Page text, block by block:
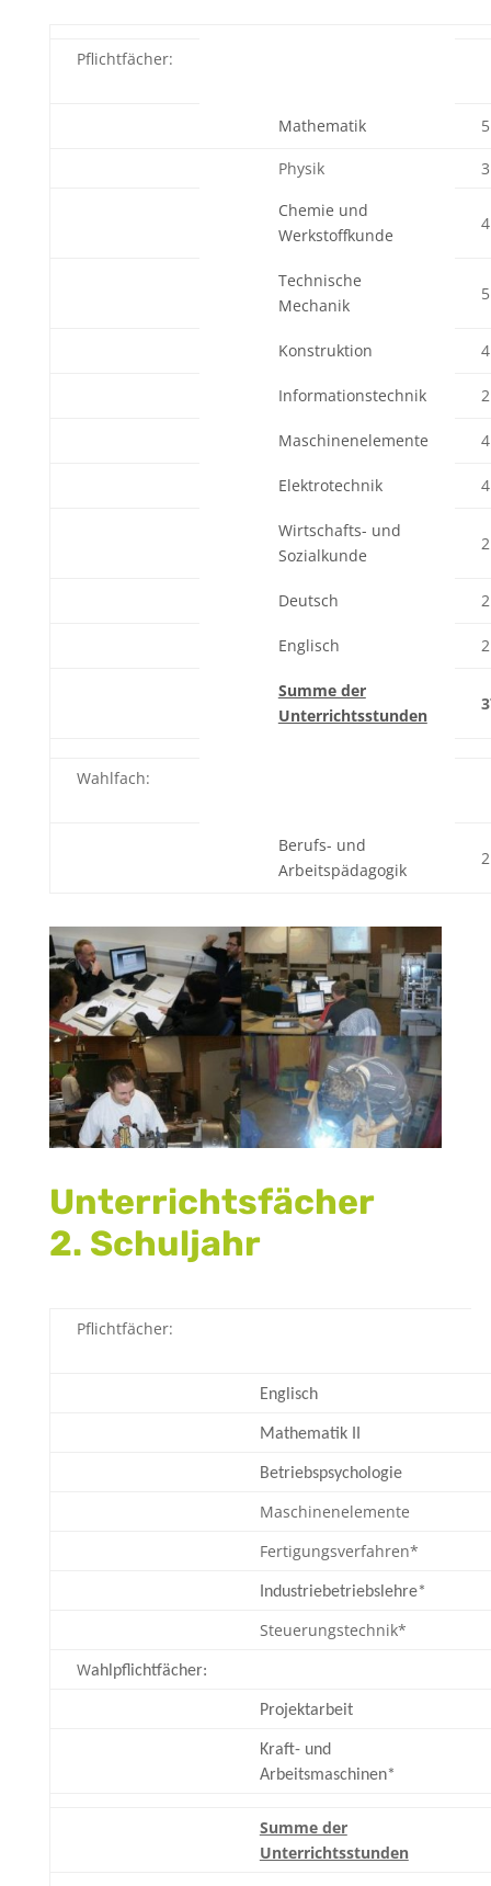
Pflichtfächer:
Mathematik 5
Physik
3
Chemie und
Werkstoffkunde
4
Technische
Mechanik
5
Konstruktion 4
Informationstechnik 2
Maschinenelemente 4
Elektrotechnik 4
Wirtschafts- und
Sozialkunde
2
Deutsch 2
Englisch 2
Summe der
Unterrichtsstunden
Wahlfach:
Berufs- und
Arbeitspädagogik
2
Unterrichtsfächer
2. Schuljahr
Pflichtfächer:
Englisch
Mathematik II
Betriebspsychologie
Maschinenelemente
Fertigungsverfahren*
Industriebetriebslehre*
Steuerungstechnik*
Wahlpflichtfächer:
Projektarbeit
Kraft- und
Arbeitsmaschinen*
Summe der
Unterrichtsstunden